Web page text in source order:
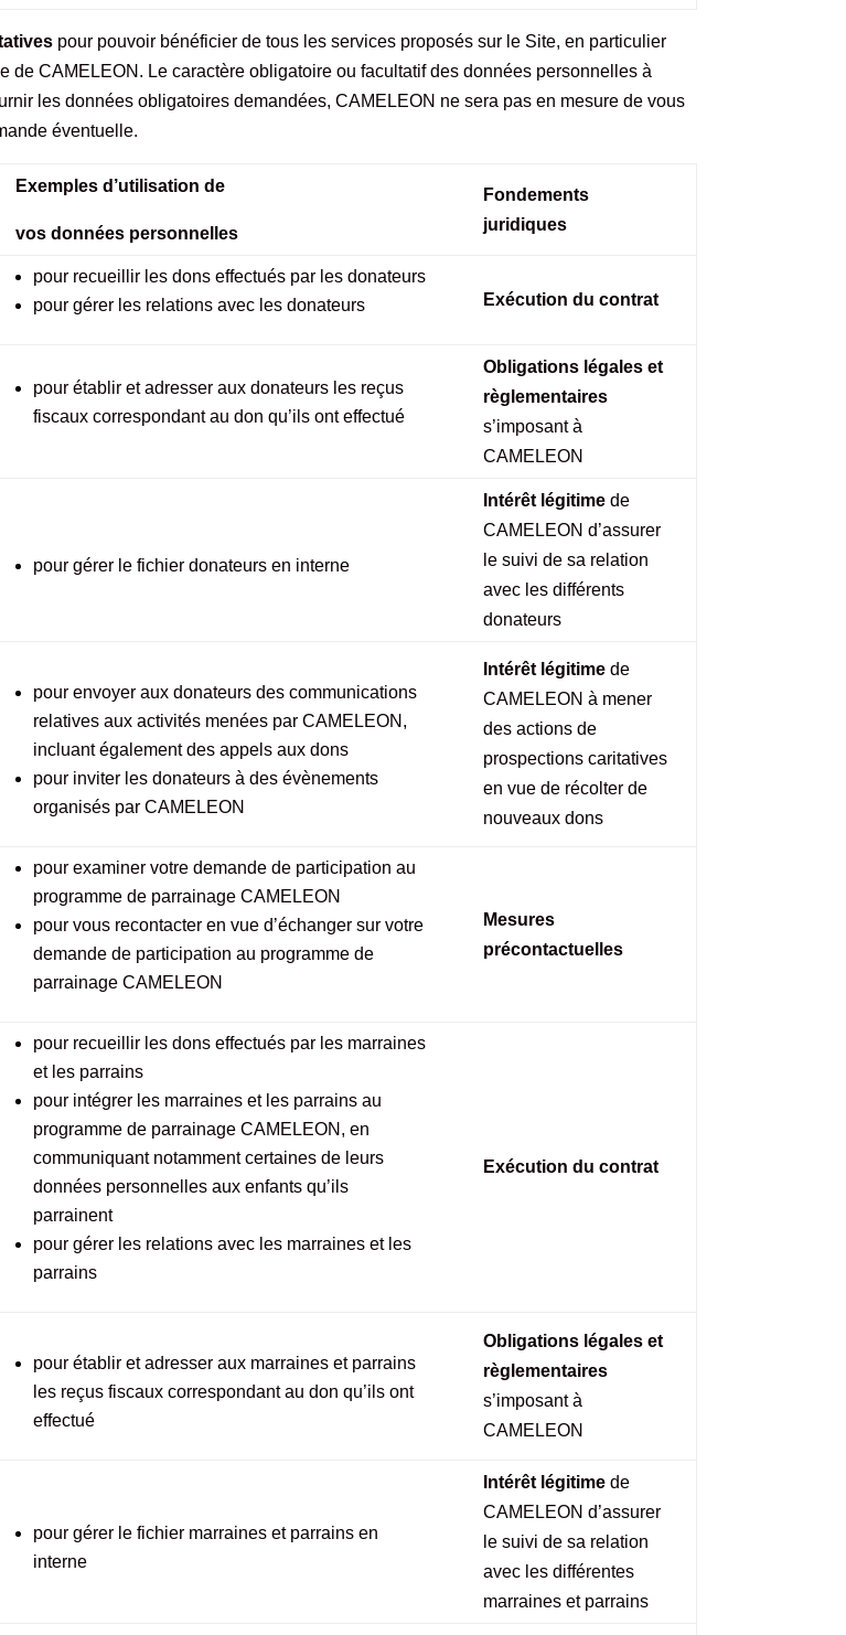
pour pouvoir bénéficier de tous les services proposés sur le Site, en particulier
de CAMELEON. Le caractère obligatoire ou facultatif des données personnelles à
les données obligatoires demandées, CAMELEON ne sera pas en mesure de vous
éventuelle.
Exemples d’utilisation de
vos données personnelles
Fondements
juridiques
pour recueillir les dons effectués par les donateurs
pour gérer les relations avec les donateurs
Exécution du contrat
pour établir et adresser aux donateurs les reçus
fiscaux correspondant au don qu’ils ont effectué
Obligations légales et
règlementaires
s’imposant à
CAMELEON
pour gérer le fichier donateurs en interne
Intérêt légitimede
CAMELEON d’assurer
le suivi de sa relation
avec les différents
donateurs
pour envoyer aux donateurs des communications
relatives aux activités menées par CAMELEON,
incluant également des appels aux dons
pour inviter les donateurs à des évènements
organisés par CAMELEON
Intérêt légitimede
CAMELEON à mener
des actions de
prospections caritatives
en vue de récolter de
nouveaux dons
pour examiner votre demande de participation au
programme de parrainage CAMELEON
pour vous recontacter en vue d’échanger sur votre
demande de participation au programme de
parrainage CAMELEON
Mesures
précontactuelles
pour recueillir les dons effectués par les marraines
et les parrains
pour intégrer les marraines et les parrains au
programme de parrainage CAMELEON, en
communiquant notamment certaines de leurs
données personnelles aux enfants qu’ils
parrainent
pour gérer les relations avec les marraines et les
parrains
Exécution du contrat
pour établir et adresser aux marraines et parrains
les reçus fiscaux correspondant au don qu’ils ont
effectué
Obligations légales et
règlementaires
s’imposant à
CAMELEON
pour gérer le fichier marraines et parrains en
interne
Intérêt légitimede
CAMELEON d’assurer
le suivi de sa relation
avec les différentes
marraines et parrains